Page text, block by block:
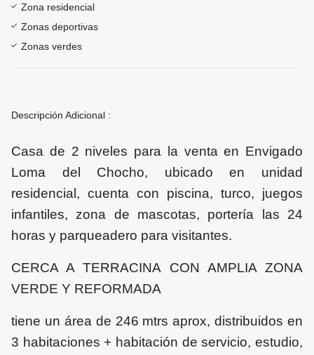
Zona residencial
Zonas deportivas
Zonas verdes
Descripción Adicional :
Casa de 2 niveles para la venta en Envigado
Loma del Chocho, ubicado en unidad
residencial, cuenta con piscina, turco, juegos
infantiles, zona de mascotas, portería las 24
horas y parqueadero para visitantes.
CERCA A TERRACINA CON AMPLIA ZONA
VERDE Y REFORMADA
tiene un área de 246 mtrs aprox, distribuidos en
3 habitaciones + habitación de servicio, estudio,